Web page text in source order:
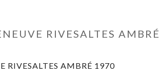
RIVESALTES AMBRÉ
RIVESALTES AMBRÉ 1970